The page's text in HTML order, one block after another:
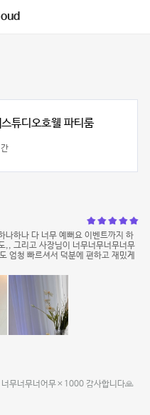
[리뷰이벤트]스튜디오호웰 파티룸
나하나 다 너무 예뻐요 이벤트까지 하
,, 그리고 사장님이 너무너무너무너무
엄청 빠르셔서 덕분에 편하고 재밌게
너무너무너어무×1000 감사합니다🙏